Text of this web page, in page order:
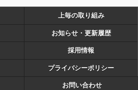
上毎の取り組み
お知らせ・更新履歴
採用情報
プライバシーポリシー
お問い合わせ